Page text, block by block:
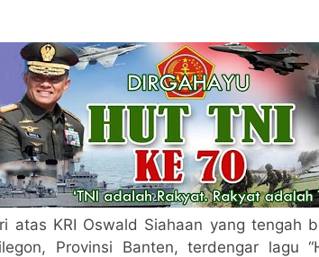
atas KRI Oswald Siahaan yang tengah
Provinsi Banten, terdengar lagu